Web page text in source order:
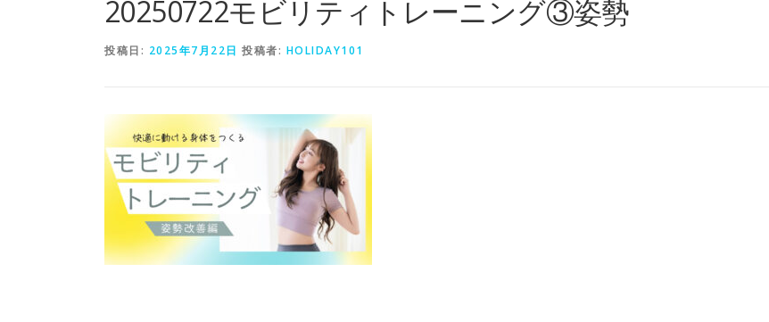
20250722モビリティトレーニング③姿勢
投稿日: 2025年7月22日 投稿者: HOLIDAY101